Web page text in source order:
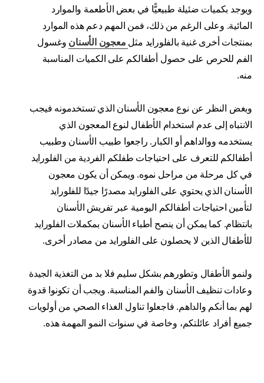
ويوجد بكميات ضئيلة طبيعيًّا في بعض الأطعمة والموارد
المائية. وعلى الرغم من ذلك، فمن المهم دعم هذه الموارد
بمنتجات أخرى غنية بالفلورايد مثل معجون الأسنان وغسول
الفم للحرص على حصول أطفالكم على الكميات المناسبة
منه.
وبغض النظر عن نوع معجون الأسنان الذي تستخدمونه فيجب
الانتباه إلى عدم استخدام الأطفال لنوع المعجون الذي
يستخدمه ووالداهم أو الكبار. راجعوا طبيب الأسنان وطبيب
أطفالكم للتعرف على احتياجات طفلكم الفردية من الفلورايد
في كل مرحلة من مراحل نموه. ويمكن أن يكون معجون
الأسنان الذي يحتوي على الفلورايد مصدرًا جيدًا للفلورايد
لتأمين احتياجات أطفالكم اليومية عبر تفريش الأسنان
بانتظام. كما يمكن أن ينصح أطباء الأسنان بمكملات الفلورايد
للأطفال الذين لا يحصلون على الفلورايد من مصادر أخرى.
ولنمو الأطفال وتطورهم بشكل سليم فلا بد من التغذية الجيدة
وعادات تنظيف الأسنان والفم المناسبة. ويجب أن تكونوا قدوة
لهم بما أنكم والداهم. فاجعلوا تناول الغذاء الصحي من أولويات
جميع أفراد عائلتكم، وخاصة في سنوات النمو المهمة هذه.